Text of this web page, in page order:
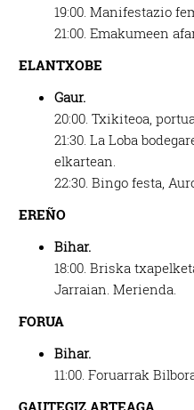
19:00. Manifestazio
21:00. Emakumeen
ELANTXOBE
Gaur.
20:00. Txikiteoa,
21:30. La Loba
elkartean.
22:30. Bingo festa,
EREÑO
Bihar.
18:00. Briska
Jarraian. Merienda.
FORUA
Bihar.
11:00. Foruarrak
GAUTEGIZ ARTEAGA